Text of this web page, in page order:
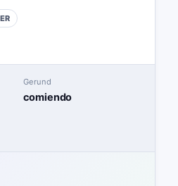
ER
Gerund
comiendo